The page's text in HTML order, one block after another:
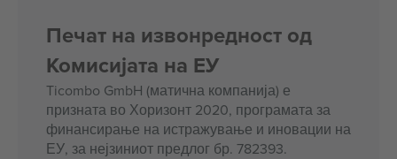
Печат на извонредност од
Комисијата на ЕУ
Ticombo GmbH (матична компанија) е
призната во Хоризонт 2020, програмата за
финансирање на истражување и иновации на
ЕУ, за нејзиниот предлог бр. 782393.